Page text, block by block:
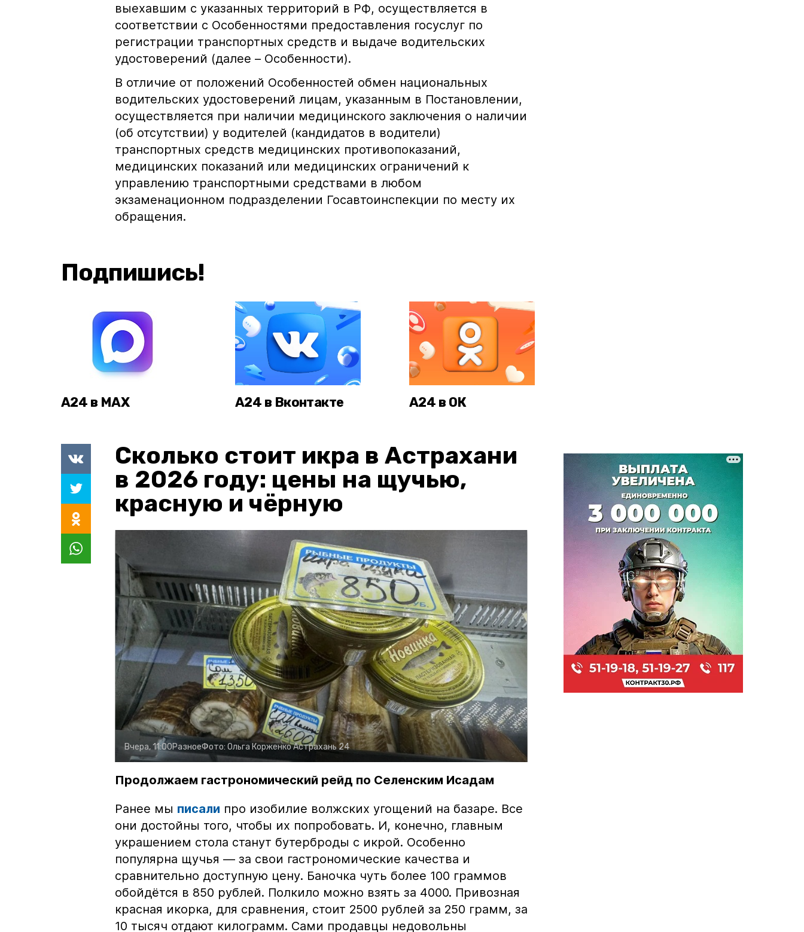
выехавшим с указанных территорий в РФ, осуществляется в
соответствии с Особенностями предоставления госуслуг по
регистрации транспортных средств и выдаче водительских
удостоверений (далее – Особенности).
В отличие от положений Особенностей обмен национальных
водительских удостоверений лицам, указанным в Постановлении,
осуществляется при наличии медицинского заключения о наличии
(об отсутствии) у водителей (кандидатов в водители)
транспортных средств медицинских противопоказаний,
медицинских показаний или медицинских ограничений к
управлению транспортными средствами в любом
экзаменационном подразделении Госавтоинспекции по месту их
обращения.
Подпишись!
А24 в MAX А24 в Вконтакте А24 в ОК
Сколько стоит икра в Астрахани
в 2026 году: цены на щучью,
красную и чёрную
Вчера, 11:00РазноеФото: Ольга КорженкоАстрахань 24
Продолжаем гастрономический рейд по Селенским Исадам
Ранее мы писали про изобилие волжских угощений на базаре. Все
они достойны того, чтобы их попробовать. И, конечно, главным
украшением стола станут бутерброды с икрой. Особенно
популярна щучья — за свои гастрономические качества и
сравнительно доступную цену. Баночка чуть более 100 граммов
обойдётся в 850 рублей. Полкило можно взять за 4000. Привозная
красная икорка, для сравнения, стоит 2500 рублей за 250 грамм, за
10 тысяч отдают килограмм. Сами продавцы недовольны